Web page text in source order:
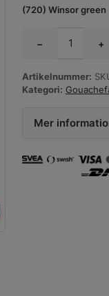
(720) Winsor green
− +
Artikelnummer:
Kategori:
Mer